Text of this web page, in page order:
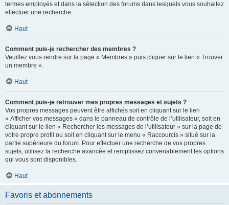
termes employés et dans la sélection des forums dans lesquels vous souhaitez
effectuer une recherche.
Haut
Comment puis-je rechercher des membres ?
Veuillez vous rendre sur la page « Membres » puis cliquer sur le lien « Trouver
un membre ».
Haut
Comment puis-je retrouver mes propres messages et sujets ?
Vos propres messages peuvent être affichés soit en cliquant sur le lien
« Afficher vos messages » dans le panneau de contrôle de l’utilisateur, soit en
cliquant sur le lien « Rechercher les messages de l’utilisateur » sur la page de
votre propre profil ou soit en cliquant sur le menu « Raccourcis » situé sur la
partie supérieure du forum. Pour effectuer une recherche de vos propres
sujets, utilisez la recherche avancée et remplissez convenablement les options
qui vous sont disponibles.
Haut
Favoris et abonnements